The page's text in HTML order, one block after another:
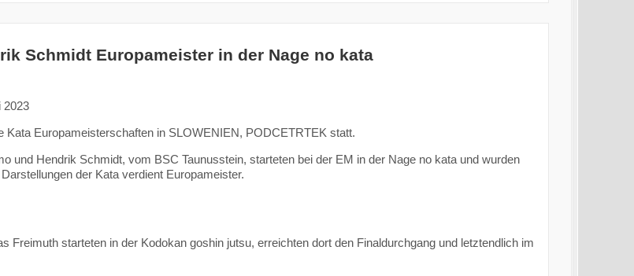
Schmidt Europameister in der Nage no kata
2023
Kata Europameisterschaften in SLOWENIEN, PODCETRTEK statt.
und Hendrik Schmidt, vom BSC Taunusstein, starteten bei der EM in der Nage no kata und wurden
der Kata verdient Europameister.
Freimuth starteten in der Kodokan goshin jutsu, erreichten dort den Finaldurchgang und letztendlich im